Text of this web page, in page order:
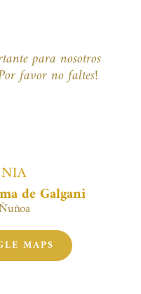
para nosotros
favor no faltes!
de Galgani
MAPS